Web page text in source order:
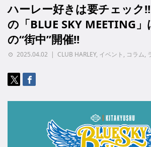
ハーレー好きは要チェック
の「BLUE SKY MEETING
の“街中”開催!!
2025.04.02 CLUB HARLEY, イベント , コラム,